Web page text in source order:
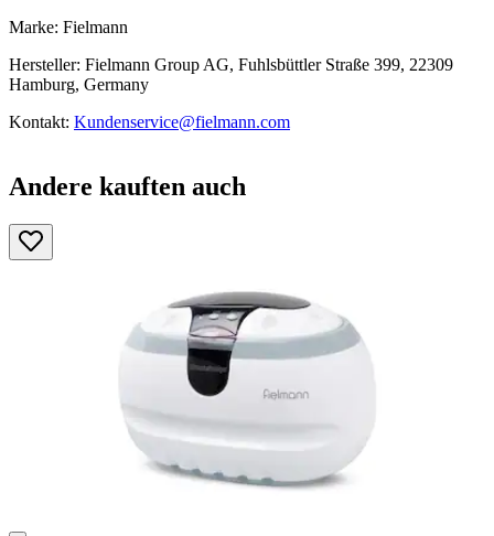
Marke: Fielmann
Hersteller: Fielmann Group AG, Fuhlsbüttler Straße 399, 22309
Hamburg, Germany
Kontakt: Kundenservice@fielmann.com
Andere kauften auch